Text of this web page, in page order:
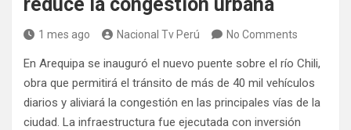
1 mes ago Nacional Tv Perú No Comments
En Arequipa se inauguró el nuevo puente sobre el río Chili,
obra que permitirá el tránsito de más de 40 mil vehículos
diarios y aliviará la congestión en las principales vías de la
ciudad. La infraestructura fue ejecutada con inversión